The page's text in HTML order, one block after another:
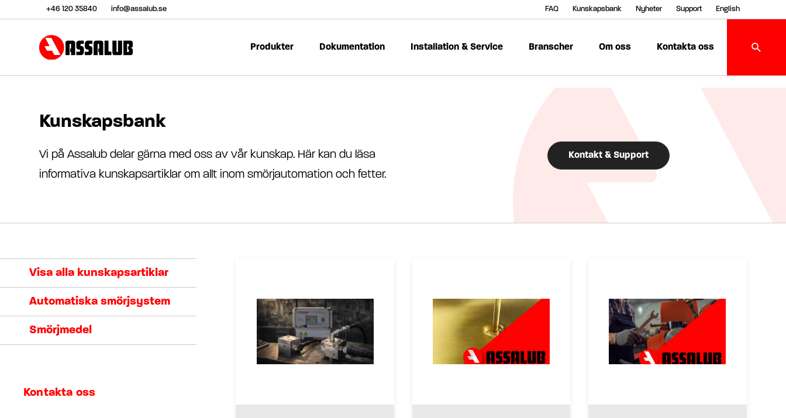
+46 120 35840 info@assalub.se FAQ Kunskapsbank Nyheter Support English
Produkter Dokumentation Installation & Service Branscher Om oss Kontakta oss
Kunskapsbank
Vi på Assalub delar gärna med oss av vår kunskap. Här kan du läsa
informativa kunskapsartiklar om allt inom smörjautomation och fetter.
Kontakt & Support
Visa alla kunskapsartiklar
Automatiska smörjsystem
Smörjmedel
Kontakta oss